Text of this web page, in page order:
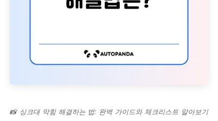
📸 싱크대 막힘 해결하는 법: 완벽 가이드와 체크리스트 알아보기